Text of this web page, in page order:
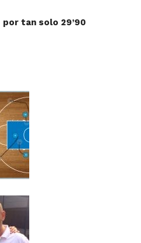
por tan solo 29’90